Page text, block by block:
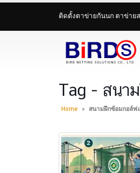
ติดตั้งตาข่ายกันนก ตาข่า
Tag - สนา
Home » สนามฝึกซ้อมกอล์ฟ